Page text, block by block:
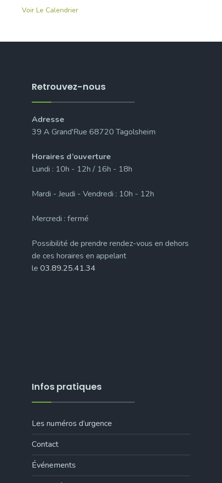
Voir Le Calendrier
Retrouvez-nous
Adresse
39 A Grand'Rue 68720 Tagolsheim
Horaires d’ouverture
Lundi : 10h - 12h / 16h - 18h
Mardi - Jeudi - Vendredi : 10h - 12h
Mercredi : fermé
Possibilité de prendre rendez-vous en dehors
de ces horaires en appelant
le 03.89.25.41.34
Infos pratiques
Les numéros d’urgence
Contact
Événements